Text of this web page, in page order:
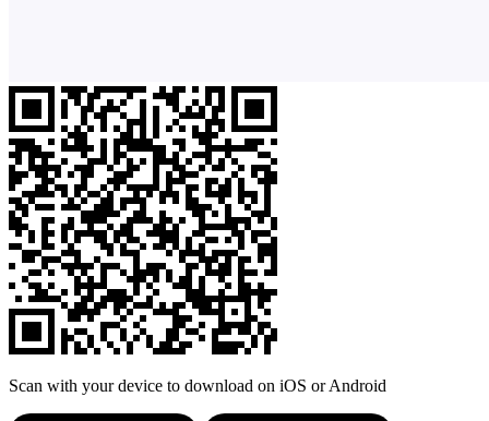
Scan with your device to download on iOS or Android